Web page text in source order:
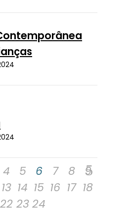
4 5 6 7 8
9
13 14 15 16 17 18
22 23 24